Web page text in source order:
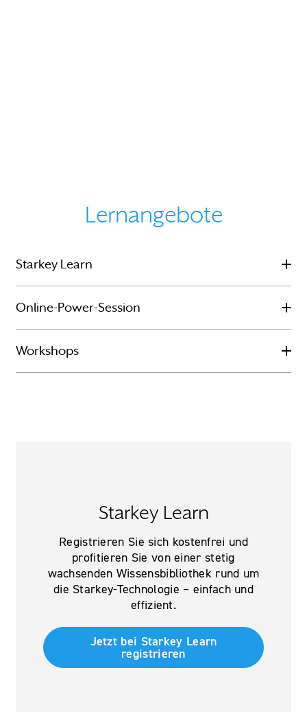
Lernangebote
Starkey Learn
Online-Power-Session
Workshops
Starkey Learn
Registrieren Sie sich kostenfrei und
profitieren Sie von einer stetig
wachsenden Wissensbibliothek rund um
die Starkey-Technologie – einfach und
effizient.
Jetzt bei Starkey Learn
registrieren